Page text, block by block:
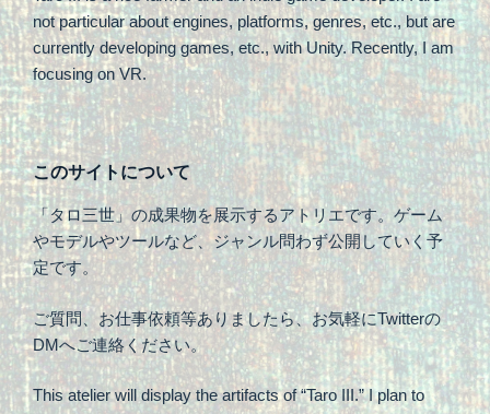
not particular about engines, platforms, genres, etc., but are
currently developing games, etc., with Unity. Recently, I am
focusing on VR.
このサイトについて
「タロ三世」の成果物を展示するアトリエです。ゲーム
やモデルやツールなど、ジャンル問わず公開していく予
定です。
ご質問、お仕事依頼等ありましたら、お気軽にTwitterの
DMへご連絡ください。
This atelier will display the artifacts of “Taro III.” I plan to